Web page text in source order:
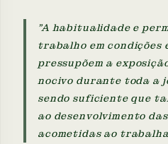
"A habitualidade e
trabalho em condições
pressupõem a
nocivo durante toda a
sendo suficiente que
ao desenvolvimento
acometidas ao